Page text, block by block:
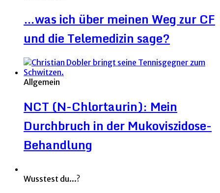
…was ich über meinen Weg zur CF
und die Telemedizin sage?
Allgemein
NCT (N-Chlortaurin): Mein
Durchbruch in der Mukoviszidose-
Behandlung
Wusstest du...?